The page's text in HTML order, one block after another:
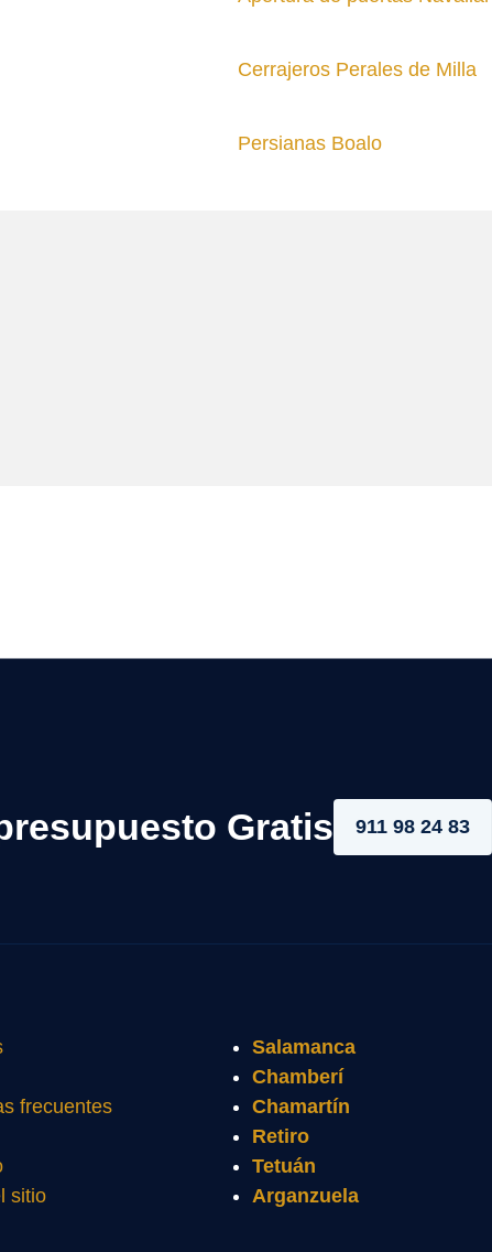
Cerrajeros Perales de Milla
Persianas Boalo
Gratis 911 98 24 83
frecuentes
sitio
Salamanca
Chamberí
Chamartín
Retiro
Tetuán
Arganzuela